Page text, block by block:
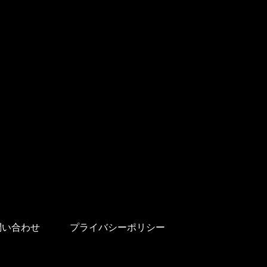
合わせ プライバシーポリシー